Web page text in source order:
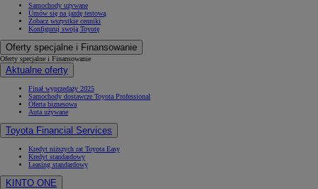
Samochody używane
Umów się na jazdę testową
Zobacz wszystkie cenniki
Konfiguruj swoją Toyotę
Oferty specjalne i Finansowanie
Oferty specjalne i Finansowanie
Aktualne oferty
Finał wyprzedaży 2025
Samochody dostawcze Toyota Professional
Oferta biznesowa
Auta używane
Toyota Financial Services
Kredyt niższych rat Toyota Easy
Kredyt standardowy
Leasing standardowy
KINTO ONE